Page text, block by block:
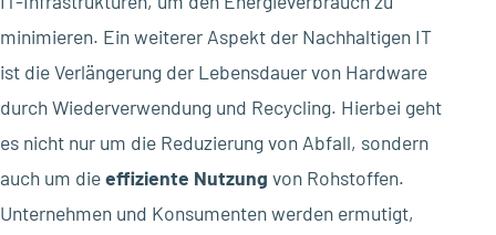
minimieren. Ein weiterer Aspekt der Nachhaltigen IT
ist die Verlängerung der Lebensdauer von Hardware
durch Wiederverwendung und Recycling. Hierbei geht
es nicht nur um die Reduzierung von Abfall, sondern
auch um dieeffiziente Nutzung von Rohstoffen.
Unternehmen und Konsumenten werden ermutigt,